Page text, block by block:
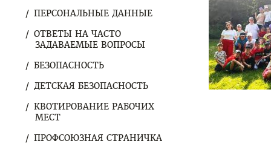
ПЕРСОНАЛЬНЫЕ ДАННЫЕ
ОТВЕТЫ НА ЧАСТО
ЗАДАВАЕМЫЕ ВОПРОСЫ
БЕЗОПАСНОСТЬ
ДЕТСКАЯ БЕЗОПАСНОСТЬ
КВОТИРОВАНИЕ РАБОЧИХ
МЕСТ
ПРОФСОЮЗНАЯ СТРАНИЧКА